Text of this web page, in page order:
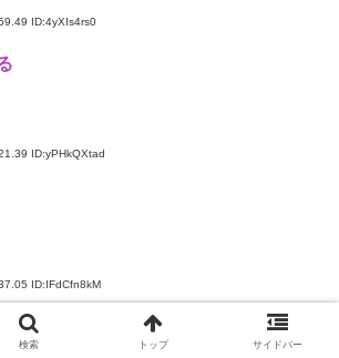
ID:4yXIs4rs0
ID:yPHkQXtad
ID:IFdCfn8kM
歳前半のパイパン率どんくらいなん
検索 トップ サイドバー